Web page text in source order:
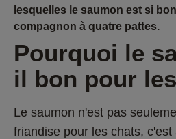
lesquelles le saumon est si
compagnon à quatre pattes.
Pourquoi le
il bon pour
Le saumon n'est pas
friandise pour les chats,